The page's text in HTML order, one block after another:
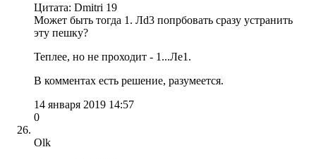
Цитата: Dmitri 19
Может быть тогда 1. Лd3 попрбовать сразу устранить
эту пешку?
Теплее, но не проходит - 1...Лe1.
В комментах есть решение, разумеется.
14 января 2019 14:57
0
Olk